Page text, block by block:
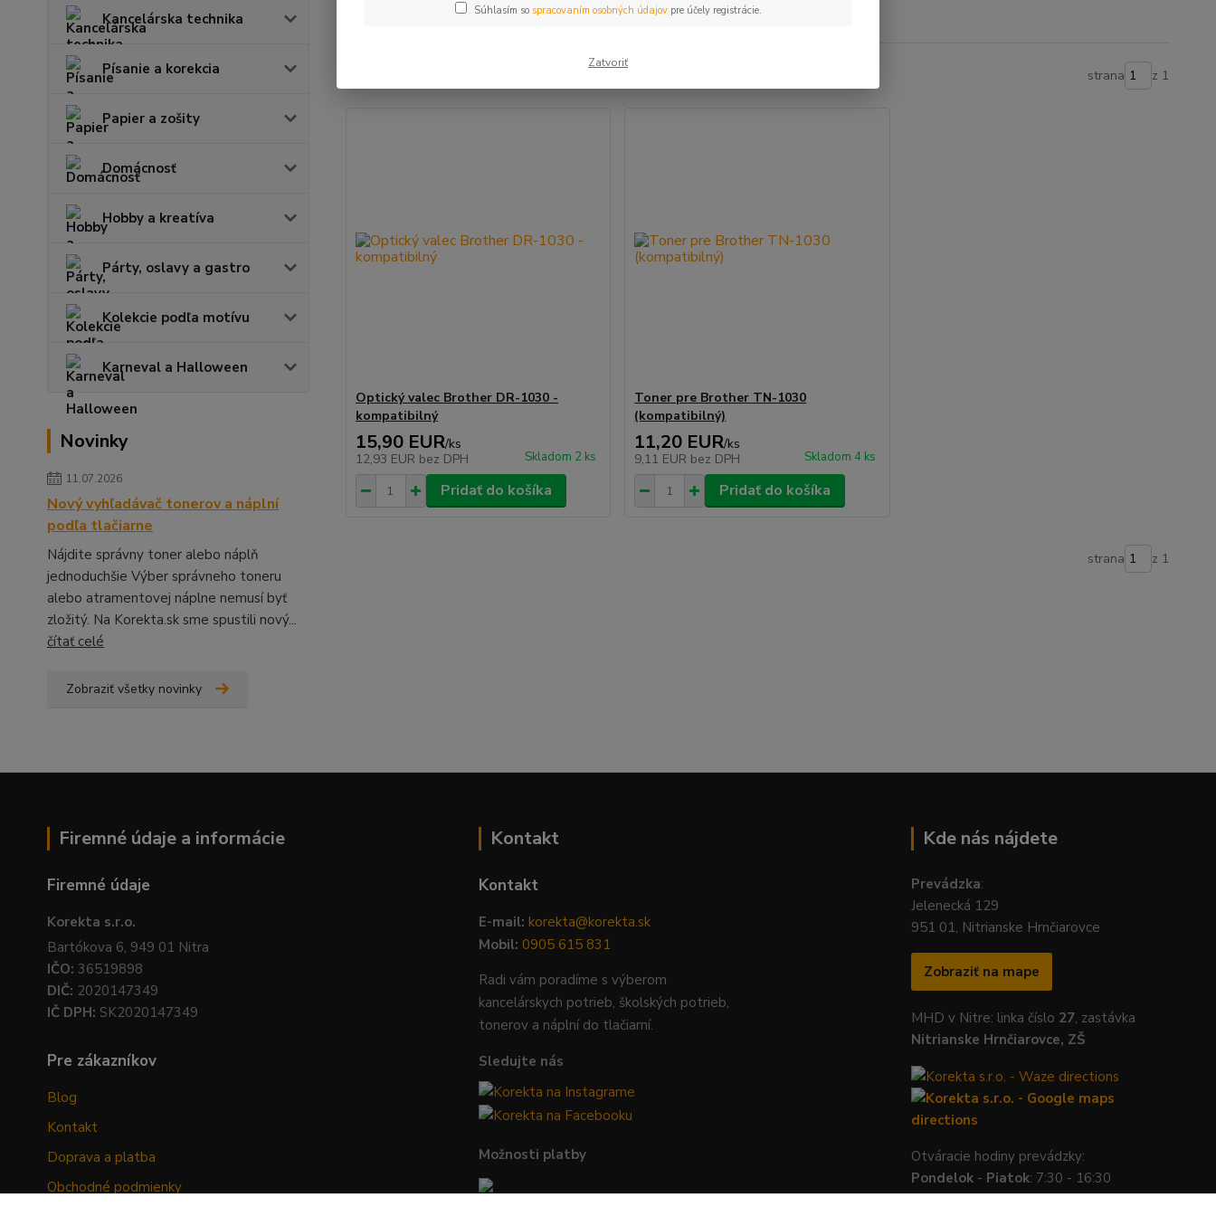
Kancelárska technika
Písanie a korekcia
Papier a zošity
Domácnosť
Hobby a kreatíva
Párty, oslavy a gastro
Kolekcie podľa motívu
Karneval a Halloween
Novinky
11.07.2026
Nový vyhľadávač tonerov a náplní
podľa tlačiarne
Nájdite správny toner alebo náplň
jednoduchšie Výber správneho toneru
alebo atramentovej náplne nemusí byť
zložitý. Na Korekta.sk sme spustili nový...
čítať celé
Zobraziť všetky novinky
strana z 1
Optický valec Brother DR-1030 -
kompatibilný
15,90 EUR/ks
12,93 EUR bez DPH Skladom 2 ks
Pridať do košíka
Toner pre Brother TN-1030
(kompatibilný)
11,20 EUR/ks
9,11 EUR bez DPH Skladom 4 ks
Pridať do košíka
strana z 1
Firemné údaje a informácie
Firemné údaje
Korekta s.r.o.
Bartókova 6, 949 01 Nitra
IČO: 36519898
DIČ: 2020147349
IČ DPH: SK2020147349
Pre zákazníkov
Blog
Kontakt
Doprava a platba
Obchodné podmienky
Kontakt
Kontakt
E-mail: korekta@korekta.sk
Mobil: 0905 615 831
Radi vám poradíme s výberom
kancelárskych potrieb, školských potrieb,
tonerov a náplní do tlačiarní.
Sledujte nás
Možnosti platby
Kde nás nájdete
Prevádzka:
Jelenecká 129
951 01, Nitrianske Hrnčiarovce
Zobraziť na mape
MHD v Nitre: linka číslo 27, zastávka
Nitrianske Hrnčiarovce, ZŠ
Otváracie hodiny prevádzky:
Pondelok - Piatok: 7:30 - 16:30
Súhlasím so spracovaním osobných údajovpre účely registrácie.
Zatvoriť